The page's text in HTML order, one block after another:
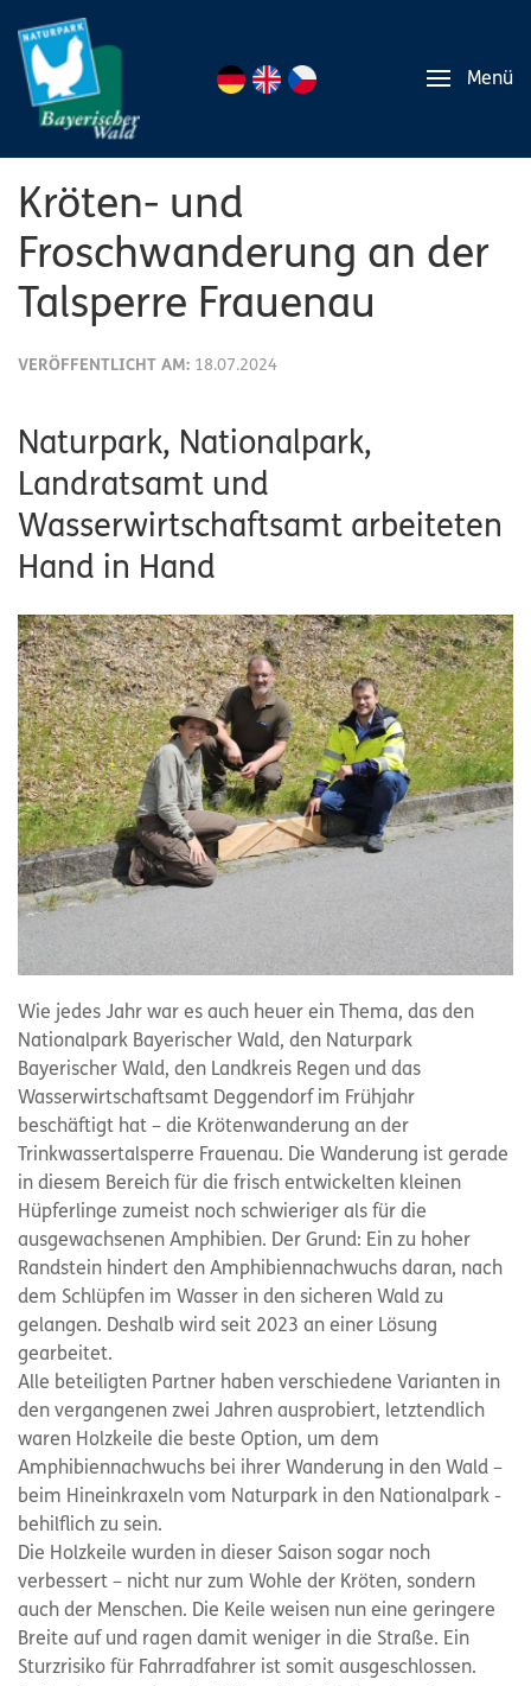
Menü
Kröten- und
Froschwanderung an der
Talsperre Frauenau
VERÖFFENTLICHT AM: 18.07.2024
Naturpark, Nationalpark,
Landratsamt und
Wasserwirtschaftsamt arbeiteten
Hand in Hand
Wie jedes Jahr war es auch heuer ein Thema, das den
Nationalpark Bayerischer Wald, den Naturpark
Bayerischer Wald, den Landkreis Regen und das
Wasserwirtschaftsamt Deggendorf im Frühjahr
beschäftigt hat – die Krötenwanderung an der
Trinkwassertalsperre Frauenau. Die Wanderung ist gerade
in diesem Bereich für die frisch entwickelten kleinen
Hüpferlinge zumeist noch schwieriger als für die
ausgewachsenen Amphibien. Der Grund: Ein zu hoher
Randstein hindert den Amphibiennachwuchs daran, nach
dem Schlüpfen im Wasser in den sicheren Wald zu
gelangen. Deshalb wird seit 2023 an einer Lösung
gearbeitet.
Alle beteiligten Partner haben verschiedene Varianten in
den vergangenen zwei Jahren ausprobiert, letztendlich
waren Holzkeile die beste Option, um dem
Amphibiennachwuchs bei ihrer Wanderung in den Wald –
beim Hineinkraxeln vom Naturpark in den Nationalpark -
behilflich zu sein.
Die Holzkeile wurden in dieser Saison sogar noch
verbessert – nicht nur zum Wohle der Kröten, sondern
auch der Menschen. Die Keile weisen nun eine geringere
Breite auf und ragen damit weniger in die Straße. Ein
Sturzrisiko für Fahrradfahrer ist somit ausgeschlossen.